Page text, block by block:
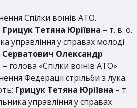
Спілки воїнів АТО.
Грицук Тетяна Юріївна – т. в. о.
управління у справах молоді
Серватович Олександр
– голова «Спілки воїнів АТО»
Федерації стрільби з лука.
Грицук Тетяна Юріївна – т.
управління у справах